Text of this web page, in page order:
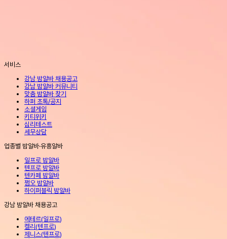
서비스
강남 밤알바 채용공고
강남 밤알바 커뮤니티
맞춤 밤알바 찾기
하퍼 초톡/공지
소셜게임
키티위키
심리테스트
세무상담
업종별 밤알바·유흥알바
일프로 밤알바
텐프로 밤알바
텐카페 밤알바
쩜오 밤알바
하이퍼블릭 밤알바
강남 밤알바 채용공고
에테르(일프로)
켈리 (텐프로)
제니스(텐프로)